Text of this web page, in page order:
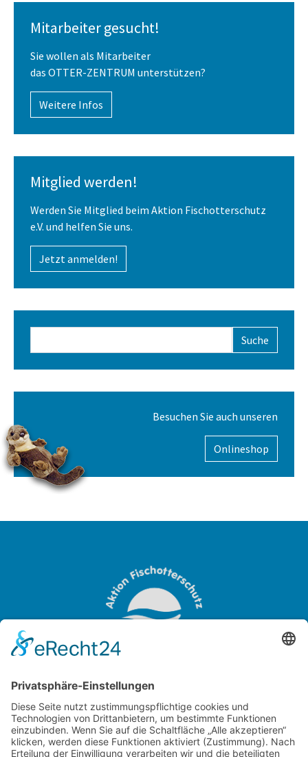
Mitarbeiter gesucht!
Sie wollen als Mitarbeiter
das OTTER-ZENTRUM unterstützen?
Weitere Infos
Mitglied werden!
Werden Sie Mitglied beim Aktion Fischotterschutz
e.V. und helfen Sie uns.
Jetzt anmelden!
Besuchen Sie auch unseren
Onlineshop
OTTER-ZENTRUM
29386 Hankensbüttel
Niedersachsen
Tel.:+49 (0) 5832 / 98 08 0